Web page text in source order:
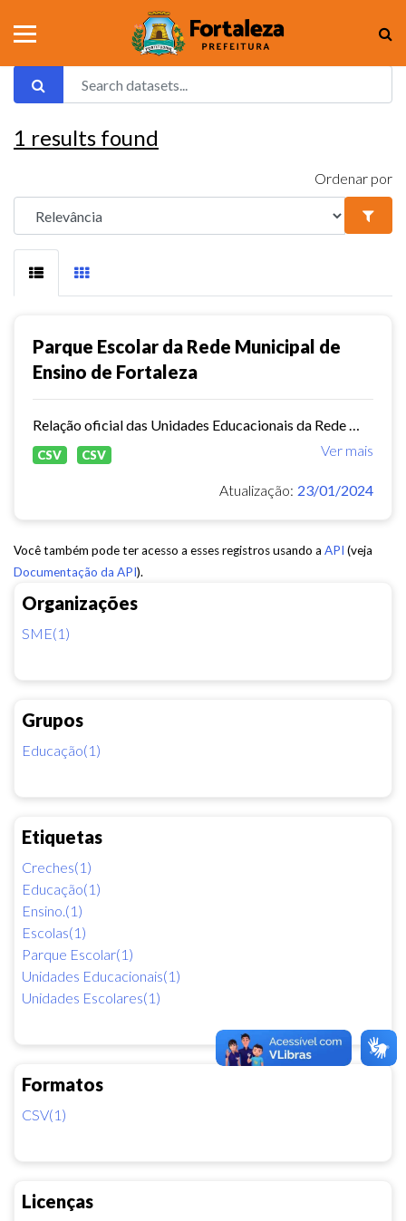
Organizações
SME(1)
Grupos
Educação(1)
Etiquetas
Creches(1)
Educação(1)
Ensino.(1)
Escolas(1)
Parque Escolar(1)
Unidades Educacionais(1)
Unidades Escolares(1)
Formatos
CSV(1)
Licenças
1 results found
Ordenar por
Parque Escolar da Rede Municipal de
Ensino de Fortaleza
Ver mais
CSV CSV
Atualização: 23/01/2024
Você também pode ter acesso a esses registros usando a API (veja
Documentação da API).